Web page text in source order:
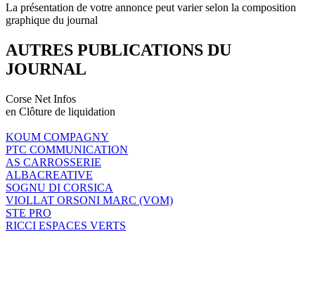
La présentation de votre annonce peut varier selon la composition
graphique du journal
AUTRES PUBLICATIONS DU
JOURNAL
Corse Net Infos
en Clôture de liquidation
KOUM COMPAGNY
PTC COMMUNICATION
AS CARROSSERIE
ALBACREATIVE
SOGNU DI CORSICA
VIOLLAT ORSONI MARC (VOM)
STE PRO
RICCI ESPACES VERTS